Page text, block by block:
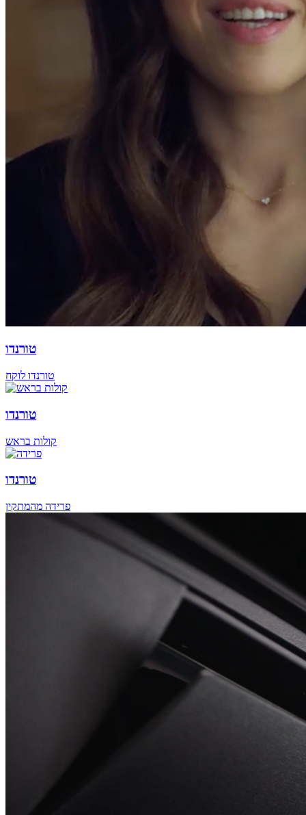
טורנדו
טורנדו לוקח
טורנדו
קולות בראש
טורנדו
פרידה מהמתקין